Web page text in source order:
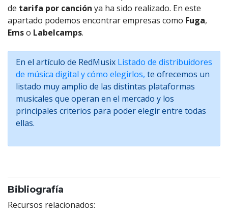
de tarifa por canción ya ha sido realizado. En este
apartado podemos encontrar empresas como Fuga,
Emso Labelcamps.
En el artículo de RedMusix Listado de distribuidores
de música digital y cómo elegirlos, te ofrecemos un
listado muy amplio de las distintas plataformas
musicales que operan en el mercado y los
principales criterios para poder elegir entre todas
ellas.
Bibliografía
Recursos relacionados: